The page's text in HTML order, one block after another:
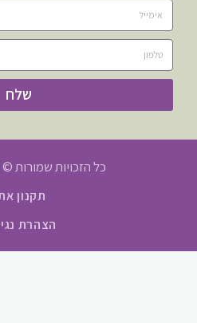
שלח
כל הזכויות שמורות © BeMind.co.il
תקנון
הצהרת